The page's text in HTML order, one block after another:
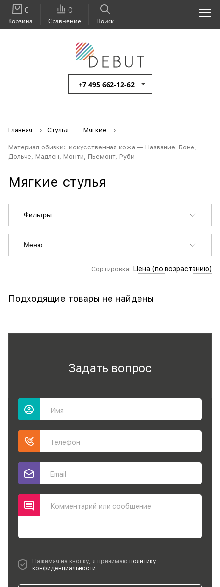
+7 495 662-12-62
Поиск
0
Сравнение
0
Корзина
Главная Стулья Мягкие
Материал обивки:: искусственная кожа — Название: Боне,
Дольче, Мадлен, Монти, Пьемонт, Руби
Мягкие стулья
Фильтры
Меню
Сортировка: Цена (по возрастанию)
Подходящие товары не найдены
Задать вопрос
Имя
Телефон
Email
Комментарий или сообщение
Нажимая на кнопку, я принимаю политику
конфиденциальности